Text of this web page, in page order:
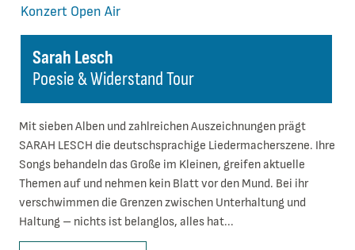
Sarah Lesch
Poesie & Widerstand Tour
Konzert Open Air
Mit sieben Alben und zahlreichen Auszeichnungen prägt
SARAH LESCH die deutschsprachige Liedermacherszene. Ihre
Songs behandeln das Große im Kleinen, greifen aktuelle
Themen auf und nehmen kein Blatt vor den Mund. Bei ihr
verschwimmen die Grenzen zwischen Unterhaltung und
Haltung – nichts ist belanglos, alles hat...